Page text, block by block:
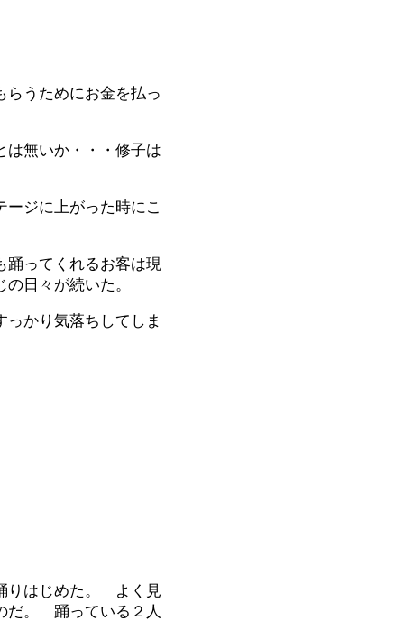
うためにお金を払っ
無いか・・・修子は
ジに上がった時にこ
踊ってくれるお客は現
日々が続いた。
かり気落ちしてしま
りはじめた。 よく見
だ。 踊っている２人